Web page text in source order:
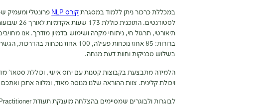
במכללת כרכור ניתן ללמוד במסגרת קורס NLP
פרונטלי ומעמיק
לסטודנטים.
תיאורטי, תרגול חי, ניתוחי מקרה ושימוש בדמיון מודרך. אנו
ברורות: 85 אחוז נוכחות פעילה, 100
בשלוש טכניקות וחוות דעת מנחה.
הלמידה מתבצעת בקבוצות קטנות עם יחס אישי, וכוללת סטאז’
ויכולת קלינית. צוות ההוראה שלנו מנוסה מאוד, ומלווה אתכן